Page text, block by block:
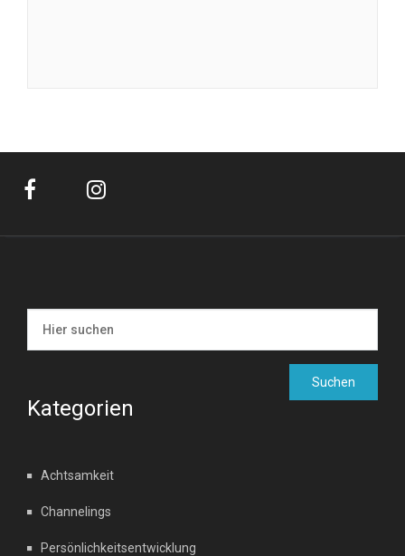
Kategorien
Achtsamkeit
Channelings
Persönlichkeitsentwicklung